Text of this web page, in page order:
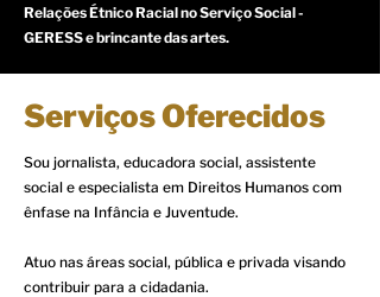
Relações Étnico Racial no Serviço Social -
GERESS e brincante das artes.
Serviços Oferecidos
Sou jornalista, educadora social, assistente
social e especialista em Direitos Humanos com
ênfase na Infância e Juventude.
Atuo nas áreas social, pública e privada visando
contribuir para a cidadania.